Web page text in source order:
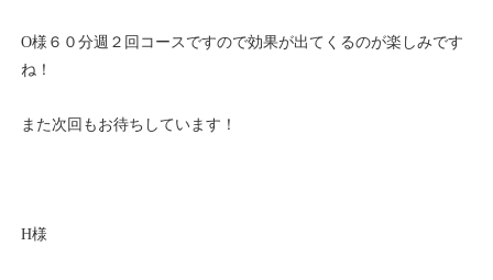
O様６０分週２回コースですので効果が出てくるのが楽しみです
ね！
また次回もお待ちしています！
H様